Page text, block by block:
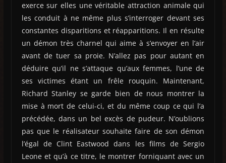
exerce sur elles une véritable attraction animale qui
les conduit à ne même plus s’interroger devant ses
constantes disparitions et réapparitions. Il en résulte
un démon très charnel qui aime à s’envoyer en l’air
avant de tuer sa proie. N’allez pas pour autant en
déduire qu’il ne s’attaque qu’aux femmes, l’une de
ses victimes étant un frêle rouquin. Maintenant,
Richard Stanley se garde bien de nous montrer la
mise à mort de celui-ci, et du même coup ce qui l’a
précédée, dans un bel excès de pudeur. N’oublions
pas que le réalisateur souhaite faire de son démon
l’égal de Clint Eastwood dans les films de Sergio
Leone et qu’à ce titre, le montrer forniquant avec un